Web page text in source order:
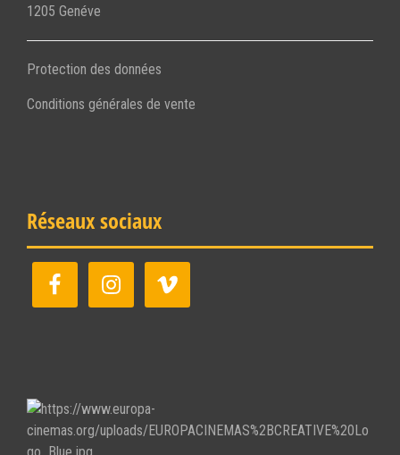
1205 Genéve
Protection des données
Conditions générales de vente
Réseaux sociaux